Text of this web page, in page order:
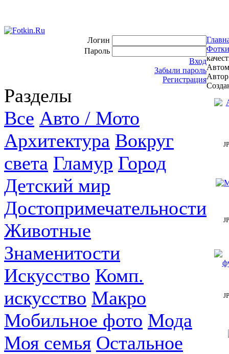
Логин
Пароль
Вход
Забыли пароль
Регистрация
Разделы
Все Авто / Мото
Архитектура Вокруг
света Гламур Город
Детский мир
Достопримечательности
Животные
Знаменитости
Искусство Комп.
искусство Макро
Мобильное фото Мода
Моя семья Остальное